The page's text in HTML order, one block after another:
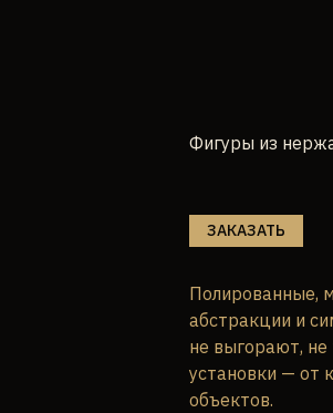
Фигуры из
ЗАКАЗАТЬ
Полированные,
абстракции и
не выгорают, не
установки — от
объектов.